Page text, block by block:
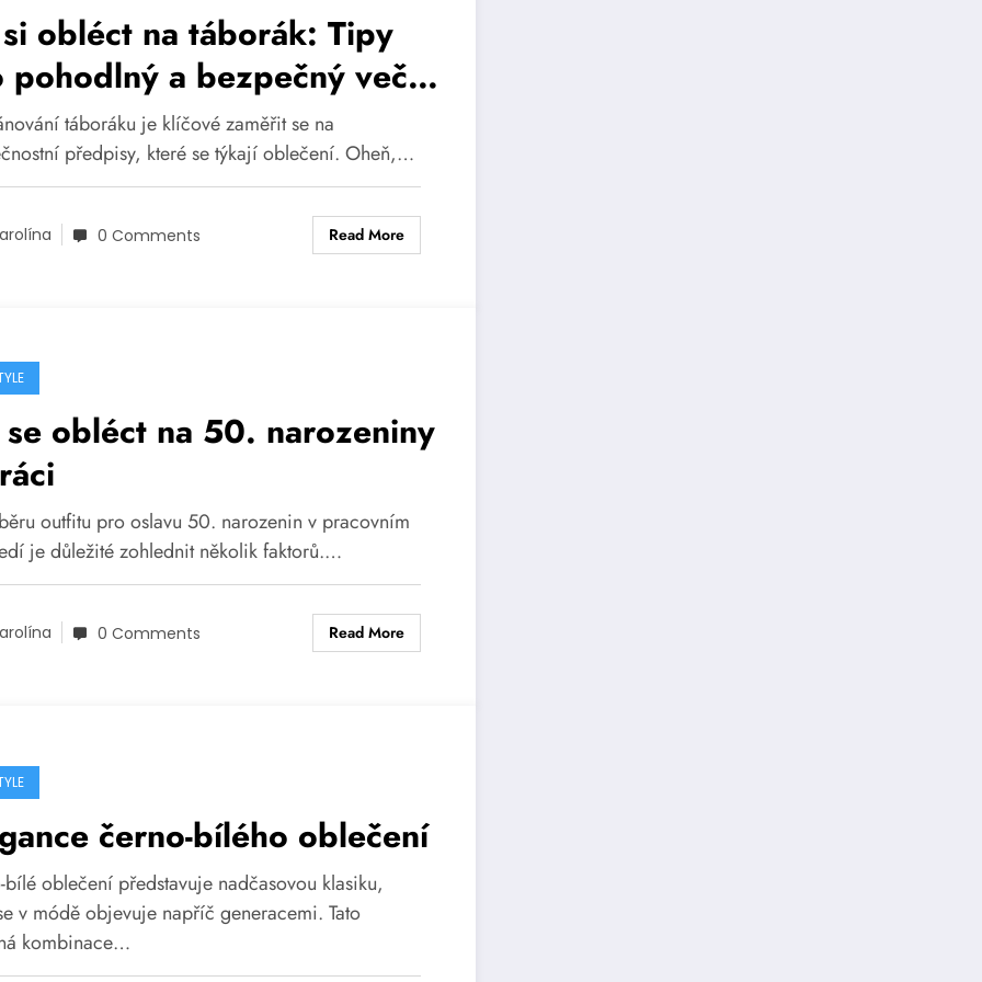
obléct na táborák: Tipy
pohodlný a bezpečný večer
táboráku je klíčové zaměřit se na
předpisy, které se týkají oblečení. Oheň,…
0 Comments Read More
se obléct na 50. narozeniny
outfitu pro oslavu 50. narozenin v pracovním
je důležité zohlednit několik faktorů.…
0 Comments Read More
černo-bílého oblečení
bílé oblečení představuje nadčasovou klasiku,
v módě objevuje napříč generacemi. Tato
kombinace…